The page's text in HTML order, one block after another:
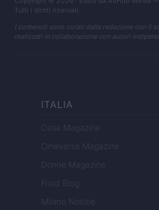
Tutti i diritti riservati
I contenuti sono curati dalla redazione con il
realizzati in collaborazione con autori
ITALIA
Casa Magazine
Cineverse Magazine
Donne Magazine
Food Blog
Milano Notizie